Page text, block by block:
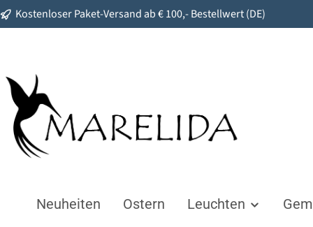
Zur Hauptnavigation springen
Kostenloser Paket-Versand ab € 100,- Bestellwert (DE)
Neuheiten Ostern Leuchten